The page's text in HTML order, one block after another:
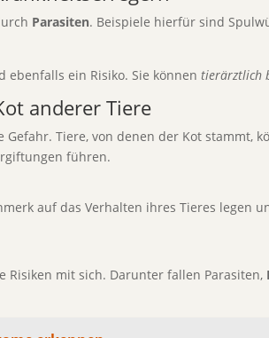
Parasiten. Beispiele hierfür sind
ebenfalls ein Risiko. Sie können tierärztlich
anderer Tiere
Tiere, von denen der Kot
führen.
auf das Verhalten ihres Tieres legen
Risiken mit sich. Darunter fallen Parasiten,